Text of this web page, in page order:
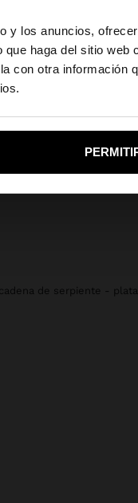
y los anuncios,
haga del sitio web
con otra información
web de United
Sí,
cm: 40.64 (L)
de oro 18k
cadena de serpiente -